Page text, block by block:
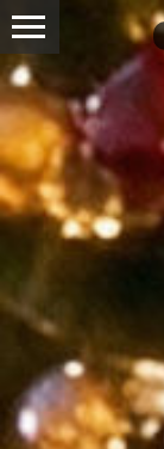
Panneau de gestion